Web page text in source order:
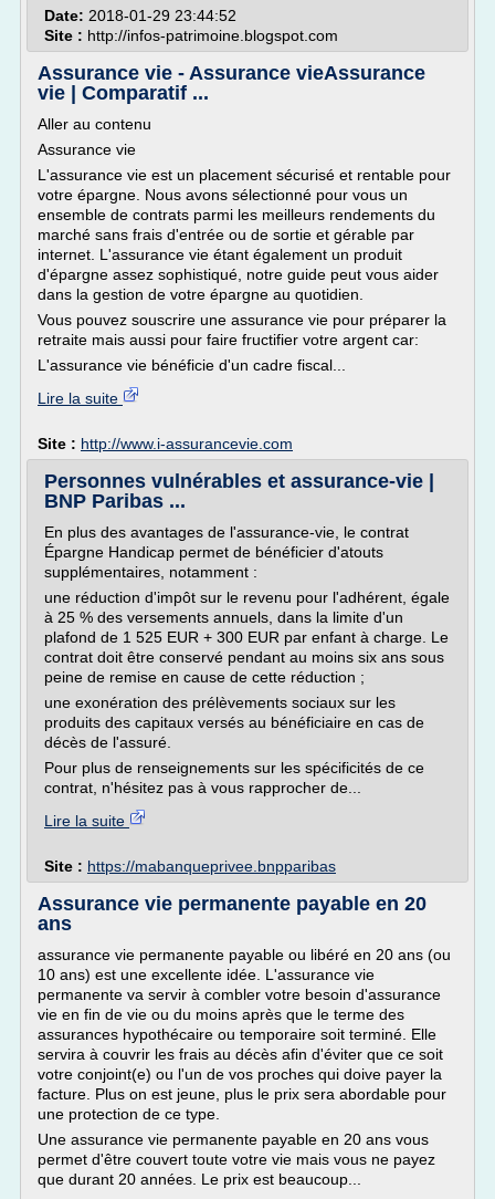
Date: 2018-01-29 23:44:52
Site : http://infos-patrimoine.blogspot.com
Assurance vie - Assurance vieAssurance
vie | Comparatif ...
Aller au contenu
Assurance vie
L'assurance vie est un placement sécurisé et rentable pour
votre épargne. Nous avons sélectionné pour vous un
ensemble de contrats parmi les meilleurs rendements du
marché sans frais d'entrée ou de sortie et gérable par
internet. L'assurance vie étant également un produit
d'épargne assez sophistiqué, notre guide peut vous aider
dans la gestion de votre épargne au quotidien.
Vous pouvez souscrire une assurance vie pour préparer la
retraite mais aussi pour faire fructifier votre argent car:
L'assurance vie bénéficie d'un cadre fiscal...
Lire la suite
Site : http://www.i-assurancevie.com
Personnes vulnérables et assurance-vie |
BNP Paribas ...
En plus des avantages de l'assurance-vie, le contrat
Épargne Handicap permet de bénéficier d'atouts
supplémentaires, notamment :
une réduction d'impôt sur le revenu pour l'adhérent, égale
à 25 % des versements annuels, dans la limite d'un
plafond de 1 525 EUR + 300 EUR par enfant à charge. Le
contrat doit être conservé pendant au moins six ans sous
peine de remise en cause de cette réduction ;
une exonération des prélèvements sociaux sur les
produits des capitaux versés au bénéficiaire en cas de
décès de l'assuré.
Pour plus de renseignements sur les spécificités de ce
contrat, n'hésitez pas à vous rapprocher de...
Lire la suite
Site : https://mabanqueprivee.bnpparibas
Assurance vie permanente payable en 20
ans
assurance vie permanente payable ou libéré en 20 ans (ou
10 ans) est une excellente idée. L'assurance vie
permanente va servir à combler votre besoin d'assurance
vie en fin de vie ou du moins après que le terme des
assurances hypothécaire ou temporaire soit terminé. Elle
servira à couvrir les frais au décès afin d'éviter que ce soit
votre conjoint(e) ou l'un de vos proches qui doive payer la
facture. Plus on est jeune, plus le prix sera abordable pour
une protection de ce type.
Une assurance vie permanente payable en 20 ans vous
permet d'être couvert toute votre vie mais vous ne payez
que durant 20 années. Le prix est beaucoup...